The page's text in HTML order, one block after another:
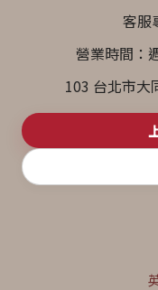
客服
營業時間：
103 台北市大